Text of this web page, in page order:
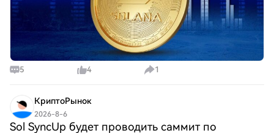
5 4 1
КриптоРынок
2026-8-6
Sol SyncUp будет проводить саммит по